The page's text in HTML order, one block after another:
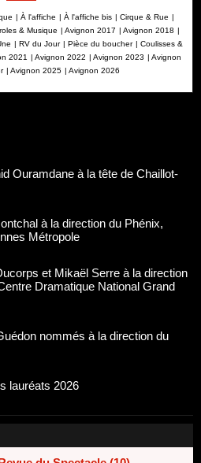
| À l'affiche | À l'affiche bis | Cirque & Rue |
& Musique | Avignon 2017 | Avignon 2018 |
| RV du Jour | Pièce du boucher | Coulisses &
2021 | Avignon 2022 | Avignon 2023 | Avignon
| Avignon 2025 | Avignon 2026
Ouramdane à la tête de Chaillot-
à la direction du Phénix,
Métropole
et Mikaël Serre à la direction
Dramatique National Grand
nommés à la direction du
lauréats 2026
Formes Théâtre 2026